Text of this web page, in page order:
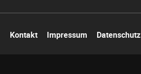
überspringen
Kontakt Impressum Datenschutz